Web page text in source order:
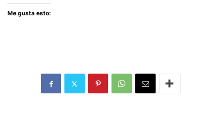
Me gusta esto: